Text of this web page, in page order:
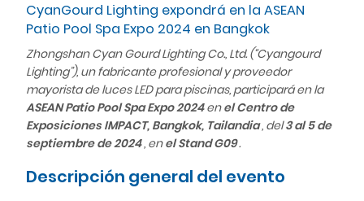
CyanGourd Lighting expondrá en la ASEAN
Patio Pool Spa Expo 2024 en Bangkok
Zhongshan Cyan Gourd Lighting Co., Ltd. (“Cyangourd
Lighting”), un fabricante profesional y proveedor
mayorista de luces LED para piscinas, participará en la
ASEAN Patio Pool Spa Expo 2024enel Centro de
Exposiciones IMPACT, Bangkok, Tailandia, del3 al 5 de
septiembre de 2024, enel Stand G09.
Descripción general del evento